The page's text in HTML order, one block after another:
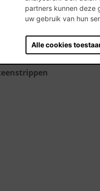
partners kunnen deze
uw gebruik van hun
Alle cookies